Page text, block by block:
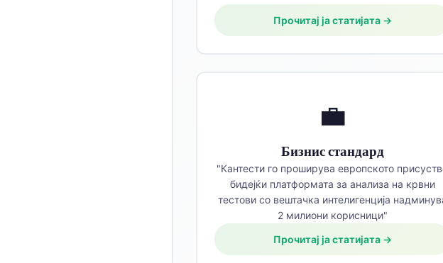
Прочитај ја статијата →
💼
Бизнис стандард
"Кантести го проширува европското
бидејќи платформата за анализа на крвни
тестови со вештачка интелигенција
2 милиони корисници"
Прочитај ја статијата →